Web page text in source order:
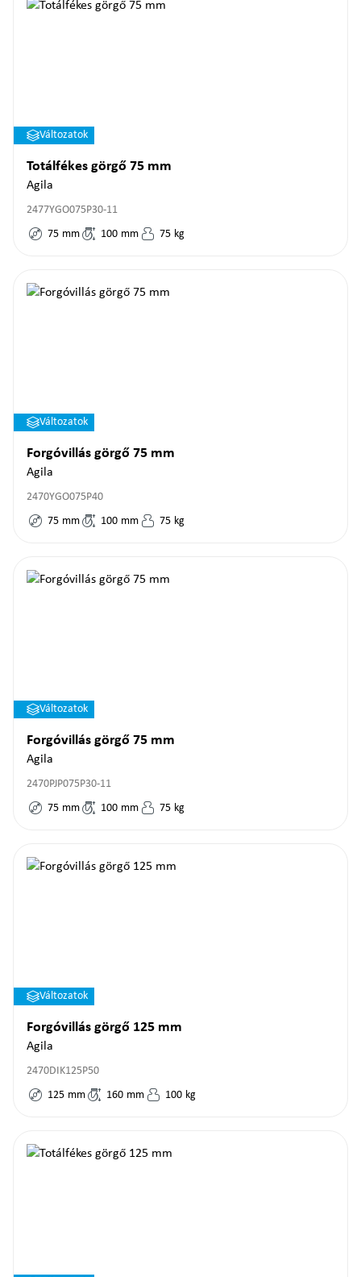
Változatok
Totálfékes görgő 75 mm
Agila
2477YGO075P30-11
75 mm 100 mm 75 kg
Változatok
Forgóvillás görgő 75 mm
Agila
2470YGO075P40
75 mm 100 mm 75 kg
Változatok
Forgóvillás görgő 75 mm
Agila
2470PJP075P30-11
75 mm 100 mm 75 kg
Változatok
Forgóvillás görgő 125 mm
Agila
2470DIK125P50
125 mm 160 mm 100 kg